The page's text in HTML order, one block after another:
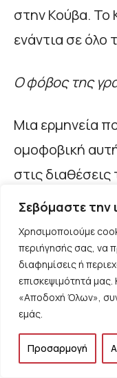
Σεβόμαστε την
Χρησιμοποιούμε
περιήγησής σας, να
διαφημίσεις ή
επισκεψιμότητά μας.
«Αποδοχή Όλων»,
εμάς.
Προσαρμογή
στην Κούβα. Το
ενάντια σε όλο
Ο φόβος της
Μια ερμηνεία
ομοφοβική
στις
Ή ότι το ΚΚΕ
να ψαρέψει στα
ομοφοβίας της
συμφωνώ.
μπορεί να
περιπτώσεις,
δυσκολεύει